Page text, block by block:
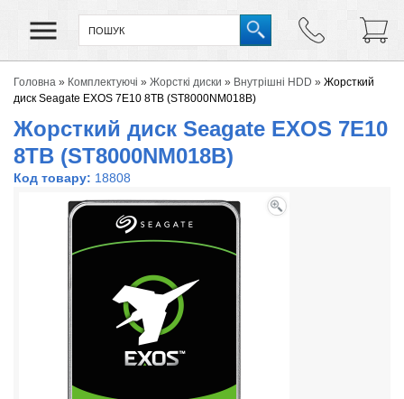
Головна » Комплектуючі » Жорсткі диски » Внутрішні HDD » Жорсткий
диск Seagate EXOS 7E10 8TB (ST8000NM018B)
Жорсткий диск Seagate EXOS 7E10
8TB (ST8000NM018B)
Код товару: 18808